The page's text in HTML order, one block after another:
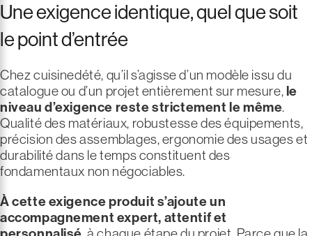
Une exigence identique, quel que soit
le point d’entrée
Chez cuisinedété, qu’il s’agisse d’un modèle issu du
catalogue ou d’un projet entièrement sur mesure, le
niveau d’exigence reste strictement le même.
Qualité des matériaux, robustesse des équipements,
précision des assemblages, ergonomie des usages et
durabilité dans le temps constituent des
fondamentaux non négociables.
À cette exigence produit s’ajoute un
accompagnement expert, attentif et